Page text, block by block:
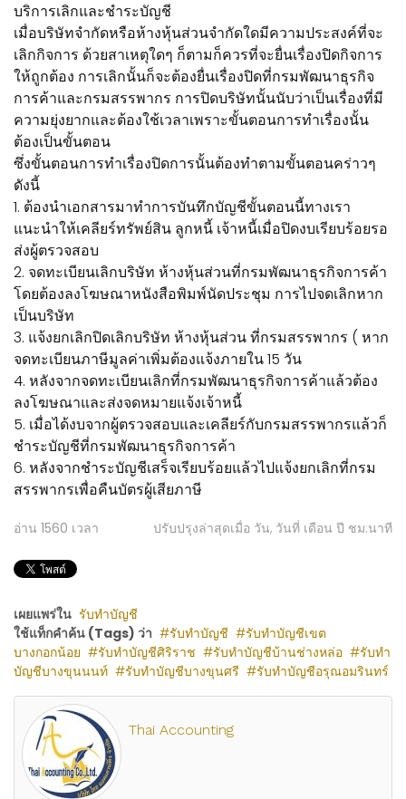
บริการเลิกและชำระบัญชี
เมื่อบริษัทจำกัดหรือห้างหุ้นส่วนจำกัดใดมีความประสงค์ที่จะ
เลิกกิจการ ด้วยสาเหตุใดๆ ก็ตามก็ควรที่จะยื่นเรื่องปิดกิจการ
ให้ถูกต้อง การเลิกนั้นก็จะต้องยื่นเรื่องปิดที่กรมพัฒนาธุรกิจ
การค้าและกรมสรรพากร การปิดบริษัทนั้นนับว่าเป็นเรื่องที่มี
ความยุ่งยากและต้องใช้เวลาเพราะขั้นตอนการทำเรื่องนั้น
ต้องเป็นขั้นตอน
ซึ่งขั้นตอนการทำเรื่องปิดการนั้นต้องทำตามขั้นตอนคร่าวๆ
ดังนี้
1. ต้องนำเอกสารมาทำการบันทึกบัญชีขั้นตอนนี้ทางเรา
แนะนำให้เคลียร์ทรัพย์สิน ลูกหนี้ เจ้าหนี้เมื่อปิดงบเรียบร้อยรอ
ส่งผู้ตรวจสอบ
2. จดทะเบียนเลิกบริษัท ห้างหุ้นส่วนที่กรมพัฒนาธุรกิจการค้า
โดยต้องลงโฆษณาหนังสือพิมพ์นัดประชุม การไปจดเลิกหาก
เป็นบริษัท
3. แจ้งยกเลิกปิดเลิกบริษัท ห้างหุ้นส่วน ที่กรมสรรพากร ( หาก
จดทะเบียนภาษีมูลค่าเพิ่มต้องแจ้งภายใน 15 วัน
4. หลังจากจดทะเบียนเลิกที่กรมพัฒนาธุรกิจการค้าแล้วต้อง
ลงโฆษณาและส่งจดหมายแจ้งเจ้าหนี้
5. เมื่อได้งบจากผู้ตรวจสอบและเคลียร์กับกรมสรรพากรแล้วก็
ชำระบัญชีที่กรมพัฒนาธุรกิจการค้า
6. หลังจากชำระบัญชีเสร็จเรียบร้อยแล้วไปแจ้งยกเลิกที่กรม
สรรพากรเพื่อคืนบัตรผู้เสียภาษี
อ่าน 1560 เวลา ปรับปรุงล่าสุดเมื่อ วัน, วันที่ เดือน ปี ชม:นาที
เผยแพร่ใน รับทำบัญชี
ใช้แท็กคำค้น (Tags) ว่า
รับทำบัญชี
รับทำบัญชีเขต
บางกอกน้อย
รับทำบัญชีศิริราช รับทำบัญชีบ้านช่างหล่อ
รับทำ
บัญชีบางขุนนนท์
รับทำบัญชีบางขุนศรี รับทำบัญชีอรุณอมรินทร์
Thai Accounting